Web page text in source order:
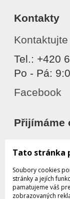
Kontakty
Tel.: +420
Po - Pá:
Facebook
Přijímáme
Tato stránka
Soubory cookies
stránky a jejích
pamatujeme váš
zobrazovaných